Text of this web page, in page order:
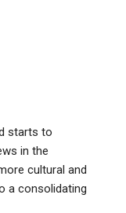
starts to
in the
cultural and
a consolidating